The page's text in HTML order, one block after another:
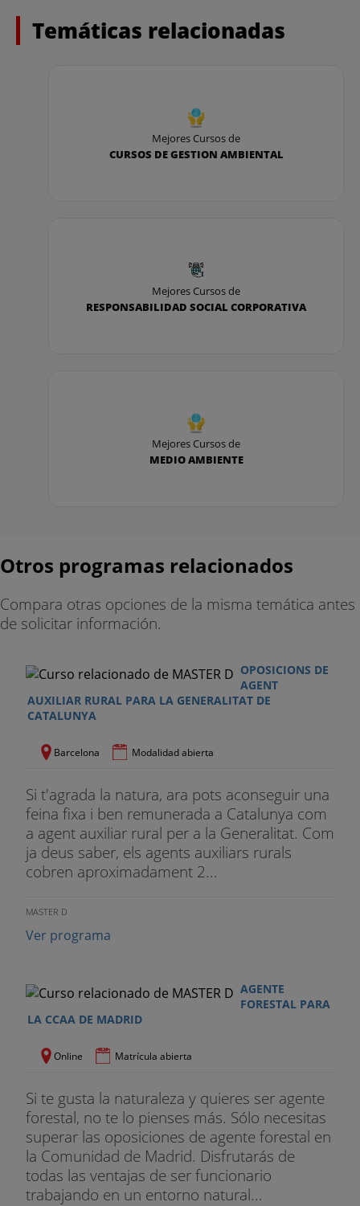
Temáticas relacionadas
Mejores Cursos de
CURSOS DE GESTION AMBIENTAL
Mejores Cursos de
RESPONSABILIDAD SOCIAL CORPORATIVA
Mejores Cursos de
MEDIO AMBIENTE
Otros programas relacionados
Compara otras opciones de la misma temática antes
de solicitar información.
OPOSICIONS DE
AGENT
AUXILIAR RURAL PARA LA GENERALITAT DE
CATALUNYA
Barcelona Modalidad abierta
Si t'agrada la natura, ara pots aconseguir una
feina fixa i ben remunerada a Catalunya com
a agent auxiliar rural per a la Generalitat. Com
ja deus saber, els agents auxiliars rurals
cobren aproximadament 2...
MASTER D
Ver programa
AGENTE
FORESTAL PARA
LA CCAA DE MADRID
Online Matrícula abierta
Si te gusta la naturaleza y quieres ser agente
forestal, no te lo pienses más. Sólo necesitas
superar las oposiciones de agente forestal en
la Comunidad de Madrid. Disfrutarás de
todas las ventajas de ser funcionario
trabajando en un entorno natural...